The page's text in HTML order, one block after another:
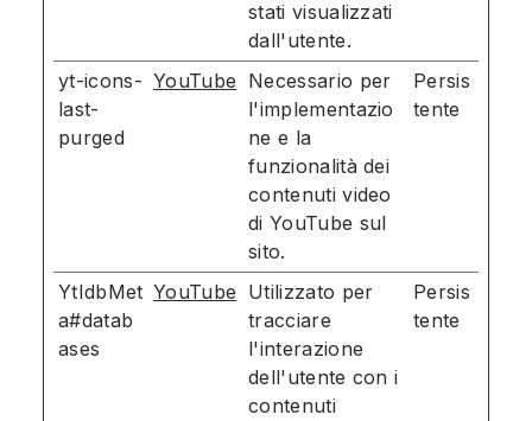
stati visualizzati
dall'utente.
yt-icons-
last-
purged
YouTube Necessario per
l'implementazio
ne e la
funzionalità dei
contenuti video
di YouTube sul
sito.
Persis
tente
YtIdbMet
a#datab
ases
YouTube Utilizzato per
tracciare
l'interazione
dell'utente con i
contenuti
Persis
tente